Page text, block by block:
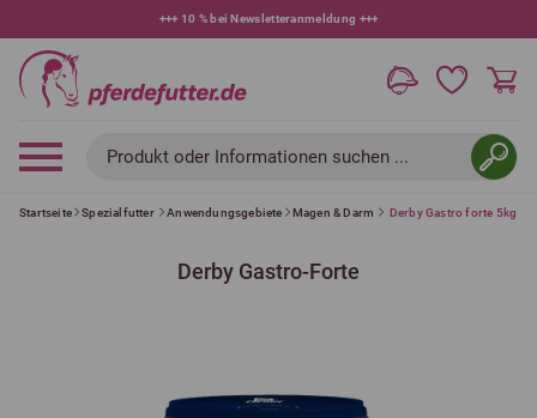
+++ 10 % bei Newsletteranmeldung +++
Produkt oder Informationen suchen ...
Startseite Spezialfutter Anwendungsgebiete Magen & Darm Derby Gastro forte 5kg
Derby Gastro-Forte